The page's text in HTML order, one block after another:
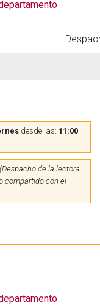
desde las: 11:00
(Despacho de la lectora
compartido con el